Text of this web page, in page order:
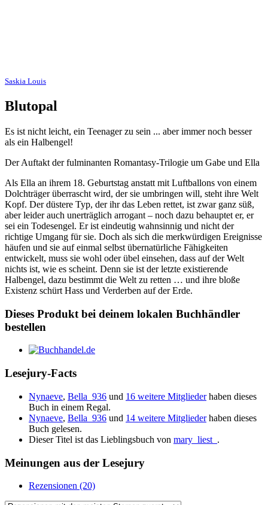
Saskia Louis
Blutopal
Es ist nicht leicht, ein Teenager zu sein ... aber immer noch besser
als ein Halbengel!
Der Auftakt der fulminanten Romantasy-Trilogie um Gabe und Ella
Als Ella an ihrem 18. Geburtstag anstatt mit Luftballons von einem
Dolchträger überrascht wird, der sie umbringen will, steht ihre Welt
Kopf. Der düstere Typ, der ihr das Leben rettet, ist zwar ganz süß,
aber leider auch unerträglich arrogant – noch dazu behauptet er, er
sei ein Todesengel. Er ist eindeutig wahnsinnig und nicht der
richtige Umgang für sie. Doch als sich die merkwürdigen Ereignisse
häufen und sie auf einmal selbst übernatürliche Fähigkeiten
entwickelt, muss sie wohl oder übel einsehen, dass auf der Welt
nichts ist, wie es scheint. Denn sie ist der letzte existierende
Halbengel, dazu bestimmt die Welt zu retten … und ihre bloße
Existenz schürt Hass und Verderben auf der Erde.
Dieses Produkt bei deinem lokalen Buchhändler
bestellen
Lesejury-Facts
Nynaeve, Bella_936 und 16 weitere Mitgliederhaben dieses
Buch in einem Regal.
Nynaeve, Bella_936 und 14 weitere Mitgliederhaben dieses
Buch gelesen.
Dieser Titel ist das Lieblingsbuch von mary_liest_ .
Meinungen aus der Lesejury
Rezensionen (20)